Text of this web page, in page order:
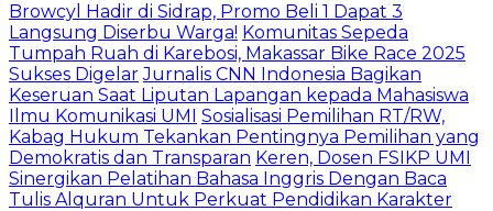
Browcyl Hadir di Sidrap, Promo Beli 1 Dapat 3
Langsung Diserbu Warga! Komunitas Sepeda
Tumpah Ruah di Karebosi, Makassar Bike Race 2025
Sukses Digelar Jurnalis CNN Indonesia Bagikan
Keseruan Saat Liputan Lapangan kepada Mahasiswa
Ilmu Komunikasi UMI Sosialisasi Pemilihan RT/RW,
Kabag Hukum Tekankan Pentingnya Pemilihan yang
Demokratis dan Transparan Keren, Dosen FSIKP UMI
Sinergikan Pelatihan Bahasa Inggris Dengan Baca
Tulis Alquran Untuk Perkuat Pendidikan Karakter